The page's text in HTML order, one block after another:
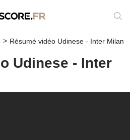
Résumé vidéo Udinese - Inter Milan
Udinese - Inter